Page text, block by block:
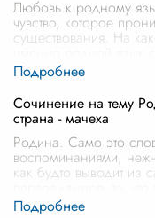
Любовь к родному
чувство, которое
существования. На
Сочинение на тему
страна - мачеха
Родина. Само это
воспоминаниями,
как будто выводит из